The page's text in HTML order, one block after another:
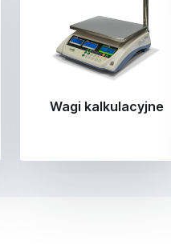
Wagi kalkulacyjne